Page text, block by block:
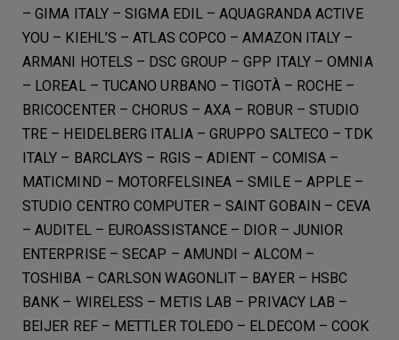
– GIMA ITALY – SIGMA EDIL – AQUAGRANDA ACTIVE
YOU – KIEHL’S – ATLAS COPCO – AMAZON ITALY –
ARMANI HOTELS – DSC GROUP – GPP ITALY – OMNIA
– LOREAL – TUCANO URBANO – TIGOTÀ – ROCHE –
BRICOCENTER – CHORUS – AXA – ROBUR – STUDIO
TRE – HEIDELBERG ITALIA – GRUPPO SALTECO – TDK
ITALY – BARCLAYS – RGIS – ADIENT – COMISA –
MATICMIND – MOTORFELSINEA – SMILE – APPLE –
STUDIO CENTRO COMPUTER – SAINT GOBAIN – CEVA
– AUDITEL – EUROASSISTANCE – DIOR – JUNIOR
ENTERPRISE – SECAP – AMUNDI – ALCOM –
TOSHIBA – CARLSON WAGONLIT – BAYER – HSBC
BANK – WIRELESS – METIS LAB – PRIVACY LAB –
BEIJER REF – METTLER TOLEDO – ELDECOM – COOK